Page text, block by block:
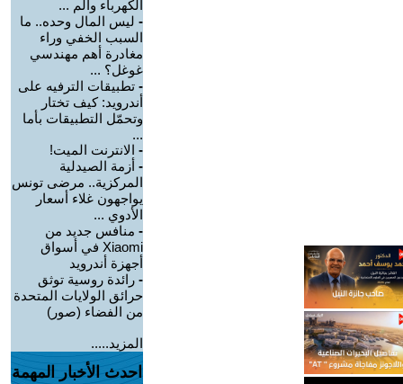
الكهرباء والم ...
- ليس المال وحده.. ما
السبب الخفي وراء
مغادرة أهم مهندسي
غوغل؟ ...
- تطبيقات الترفيه على
أندرويد: كيف تختار
وتحمّل التطبيقات بأما
...
- الانترنت الميت!
- أزمة الصيدلية
المركزية.. مرضى تونس
يواجهون غلاء أسعار
الأدوي ...
- منافس جديد من
Xiaomi في أسواق
أجهزة أندرويد
- رائدة روسية توثق
حرائق الولايات المتحدة
من الفضاء (صور)
المزيد.....
احدث الأخبار المهمة